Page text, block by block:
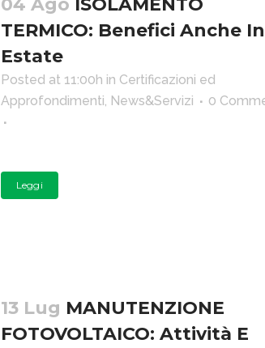
04 Ago ISOLAMENTO
TERMICO: Benefici Anche In
Estate
Posted at 11:00h in Certificazioni ed
Approfondimenti, News&Servizi 0
Leggi
13 Lug MANUTENZIONE
FOTOVOLTAICO: Attività E